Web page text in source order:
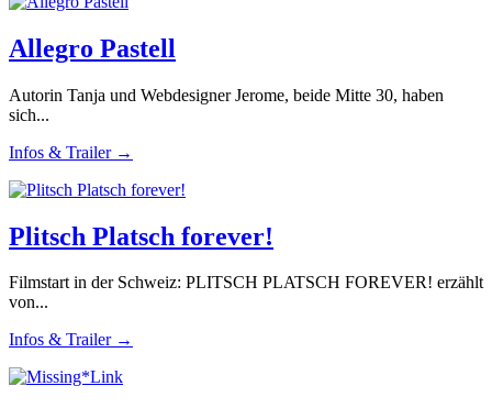
Allegro Pastell
Autorin Tanja und Webdesigner Jerome, beide Mitte 30, haben
sich...
Infos & Trailer →
Plitsch Platsch forever!
Filmstart in der Schweiz: PLITSCH PLATSCH FOREVER! erzählt
von...
Infos & Trailer →